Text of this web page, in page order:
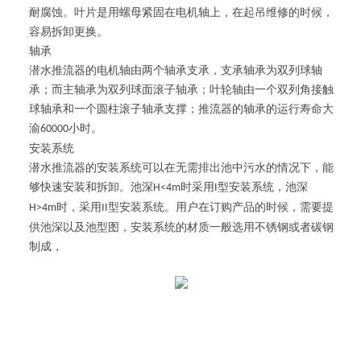
耐腐蚀。叶片是用螺母紧固在电机轴上，在起吊维修的时候，
容易拆卸更换。
轴承
潜水推流器的电机轴由两个轴承支承，支承轴承为双列球轴
承；而主轴承为双列球面滚子轴承；叶轮轴由一个双列角接触
球轴承和一个圆柱滚子轴承支撑；推流器的轴承的运行寿命大
渝60000小时。
安装系统
潜水推流器的安装系统可以在无需排出池中污水的情况下，能
够快速安装和拆卸。池深 H<4m时采用 型安装系统，池深
H>4m时，采用
型安装系统。用户在订购产品的时候，需要提
供池深以及池型图，安装系统的材质一般选用不锈钢或者碳钢
制成，